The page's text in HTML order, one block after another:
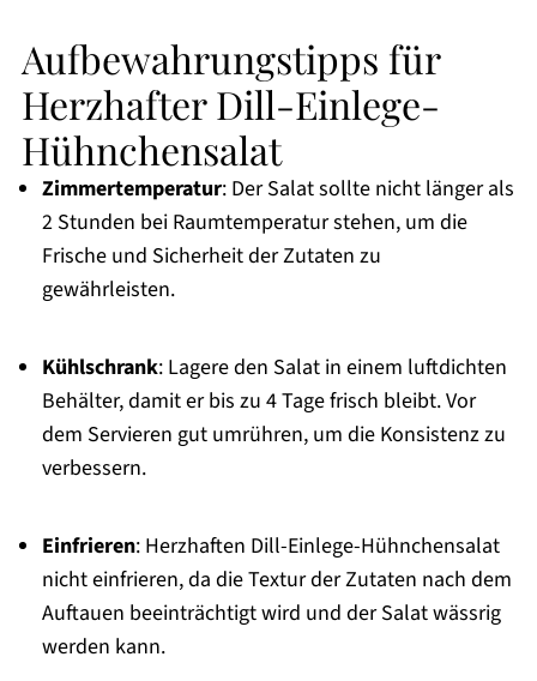
Aufbewahrungstipps für
Herzhafter Dill-Einlege-
Hühnchensalat
Zimmertemperatur: Der Salat sollte nicht länger als
2 Stunden bei Raumtemperatur stehen, um die
Frische und Sicherheit der Zutaten zu
gewährleisten.
Kühlschrank: Lagere den Salat in einem luftdichten
Behälter, damit er bis zu 4 Tage frisch bleibt. Vor
dem Servieren gut umrühren, um die Konsistenz zu
verbessern.
Einfrieren: Herzhaften Dill-Einlege-Hühnchensalat
nicht einfrieren, da die Textur der Zutaten nach dem
Auftauen beeinträchtigt wird und der Salat wässrig
werden kann.